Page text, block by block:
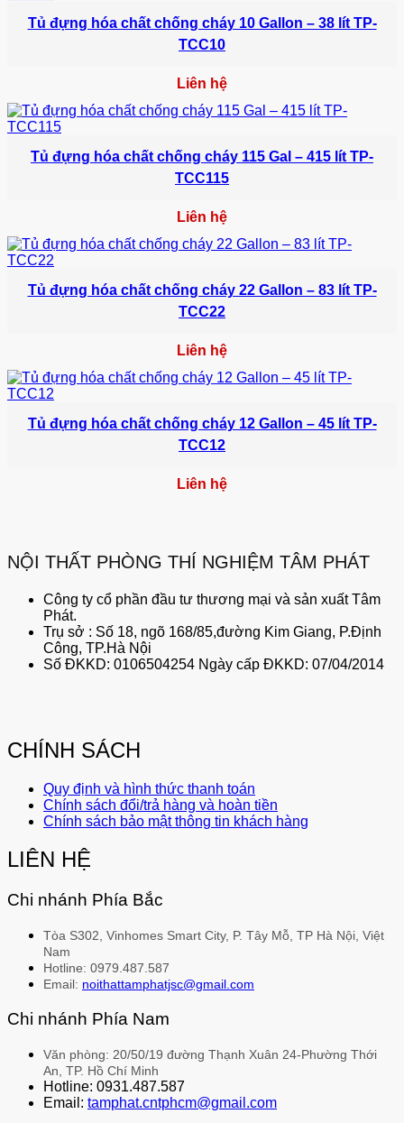
Tủ đựng hóa chất chống cháy 10 Gallon – 38 lít TP-
TCC10
Liên hệ
Tủ đựng hóa chất chống cháy 115 Gal – 415 lít TP-
TCC115
Liên hệ
Tủ đựng hóa chất chống cháy 22 Gallon – 83 lít TP-
TCC22
Liên hệ
Tủ đựng hóa chất chống cháy 12 Gallon – 45 lít TP-
TCC12
Liên hệ
NỘI THẤT PHÒNG THÍ NGHIỆM TÂM PHÁT
Công ty cổ phần đầu tư thương mại và sản xuất Tâm
Phát.
Trụ sở : Số 18, ngõ 168/85,đường Kim Giang, P.Định
Công, TP.Hà Nội
Số ĐKKD: 0106504254 Ngày cấp ĐKKD: 07/04/2014
CHÍNH SÁCH
Quy định và hình thức thanh toán
Chính sách đổi/trả hàng và hoàn tiền
Chính sách bảo mật thông tin khách hàng
LIÊN HỆ
Chi nhánh Phía Bắc
Tòa S302, Vinhomes Smart City, P. Tây Mỗ, TP Hà Nội, Việt
Nam
Hotline: 0979.487.587
Email: noithattamphatjsc@gmail.com
Chi nhánh Phía Nam
Văn phòng: 20/50/19 đường Thạnh Xuân 24-Phường Thới
An, TP. Hồ Chí Minh
Hotline: 0931.487.587
Email: tamphat.cntphcm@gmail.com